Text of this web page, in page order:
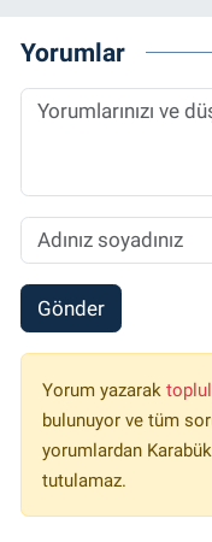
Yorumlar
Gönder
Yorum yazarak
bulunuyor ve tüm
yorumlardan
tutulamaz.